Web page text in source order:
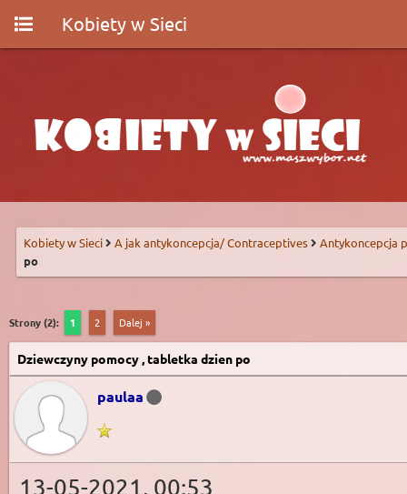
Kobiety w Sieci
Kobiety w Sieci A jak antykoncepcja/ Contraceptives
Antykoncepcja
po
Strony (2): 1 2 Dalej »
Dziewczyny pomocy , tabletka dzien po
paulaa
13-05-2021, 00:53